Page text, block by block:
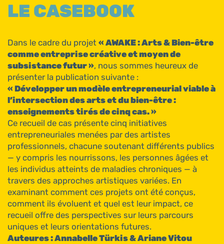
LE CASEBOOK
Dans le cadre du projet « AWAKE : Arts & Bien-être
comme entreprise créative et moyen de
subsistance futur », nous sommes heureux de
présenter la publication suivante :
« Développer un modèle entrepreneurial viable à
l’intersection des arts et du bien-être :
enseignements tirés de cinq cas. »
Ce recueil de cas présente cinq initiatives
entrepreneuriales menées par des artistes
professionnels, chacune soutenant différents publics
— y compris les nourrissons, les personnes âgées et
les individus atteints de maladies chroniques — à
travers des approches artistiques variées. En
examinant comment ces projets ont été conçus,
comment ils évoluent et quel est leur impact, ce
recueil offre des perspectives sur leurs parcours
uniques et leurs orientations futures.
Auteures : Annabelle Türkis & Ariane Vitou